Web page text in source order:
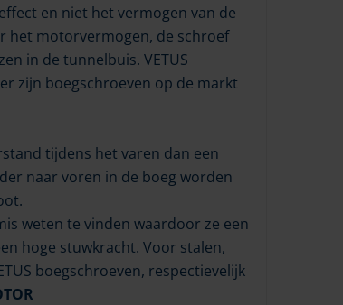
en niet het vermogen van de
het motorvermogen, de schroef
in de tunnelbuis. VETUS
zijn boegschroeven op de markt
tijdens het varen dan een
naar voren in de boeg worden
weten te vinden waardoor ze een
hoge stuwkracht. Voor stalen,
boegschroeven, respectievelijk